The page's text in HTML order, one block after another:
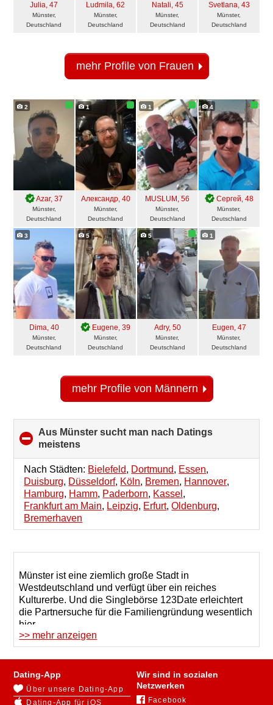
Julia, 47
Münster,
Deutschland
Ludmila, 62
Münster,
Deutschland
Natali, 45
Münster,
Deutschland
Svetlana, 43
Münster,
Deutschland
mehr Profile von Frauen
2
Azar, 37
Münster,
Deutschland
1
Александр, 40
Münster,
Deutschland
1
MUSLUM , 56
Münster,
Deutschland
4
Сергей, 48
Münster,
Deutschland
3
Dima, 40
Münster,
Deutschland
5
Eugene, 39
Münster,
Deutschland
5
Adry, 50
Münster,
Deutschland
1
Eugen, 47
Münster,
Deutschland
mehr Profile von Männern
Aus Münster sucht man nach Datings
meistens
to
collapse
contents
Nach Städten: Bielefeld, Dortmund, Essen,
Duisburg, Düsseldorf, Köln, Bremen, Hannover,
Hamburg, Hamm, Paderborn, Kassel ,
Frankfurt am Main, Leipzig, Erfurt,Oldenburg,
Bremerhaven
Münster ist eine ziemlich große Stadt in
Westdeutschland und verfügt über ein reiches
Kulturerbe. Und die Singlebörse 123Date erleichtert
die Partnersuche für die Familiengründung wesentlich
hier.
Unsere Dating-Website hilft Ihnen dank des sehr
effektivenSuchsystems, schnell Ihre andere Hälfte zu
finden. Singles in Münster veröffentlichen ihre Profile
und geben darin genaue Information über sich an, die
es ermöglicht, schnell einzuschätzen, ob eine Person
>> mehr anzeigen
Dating-App
Über unsere Dating-App
Dating-App für iOS
Wir sind in sozialen
Netzwerken
Facebook